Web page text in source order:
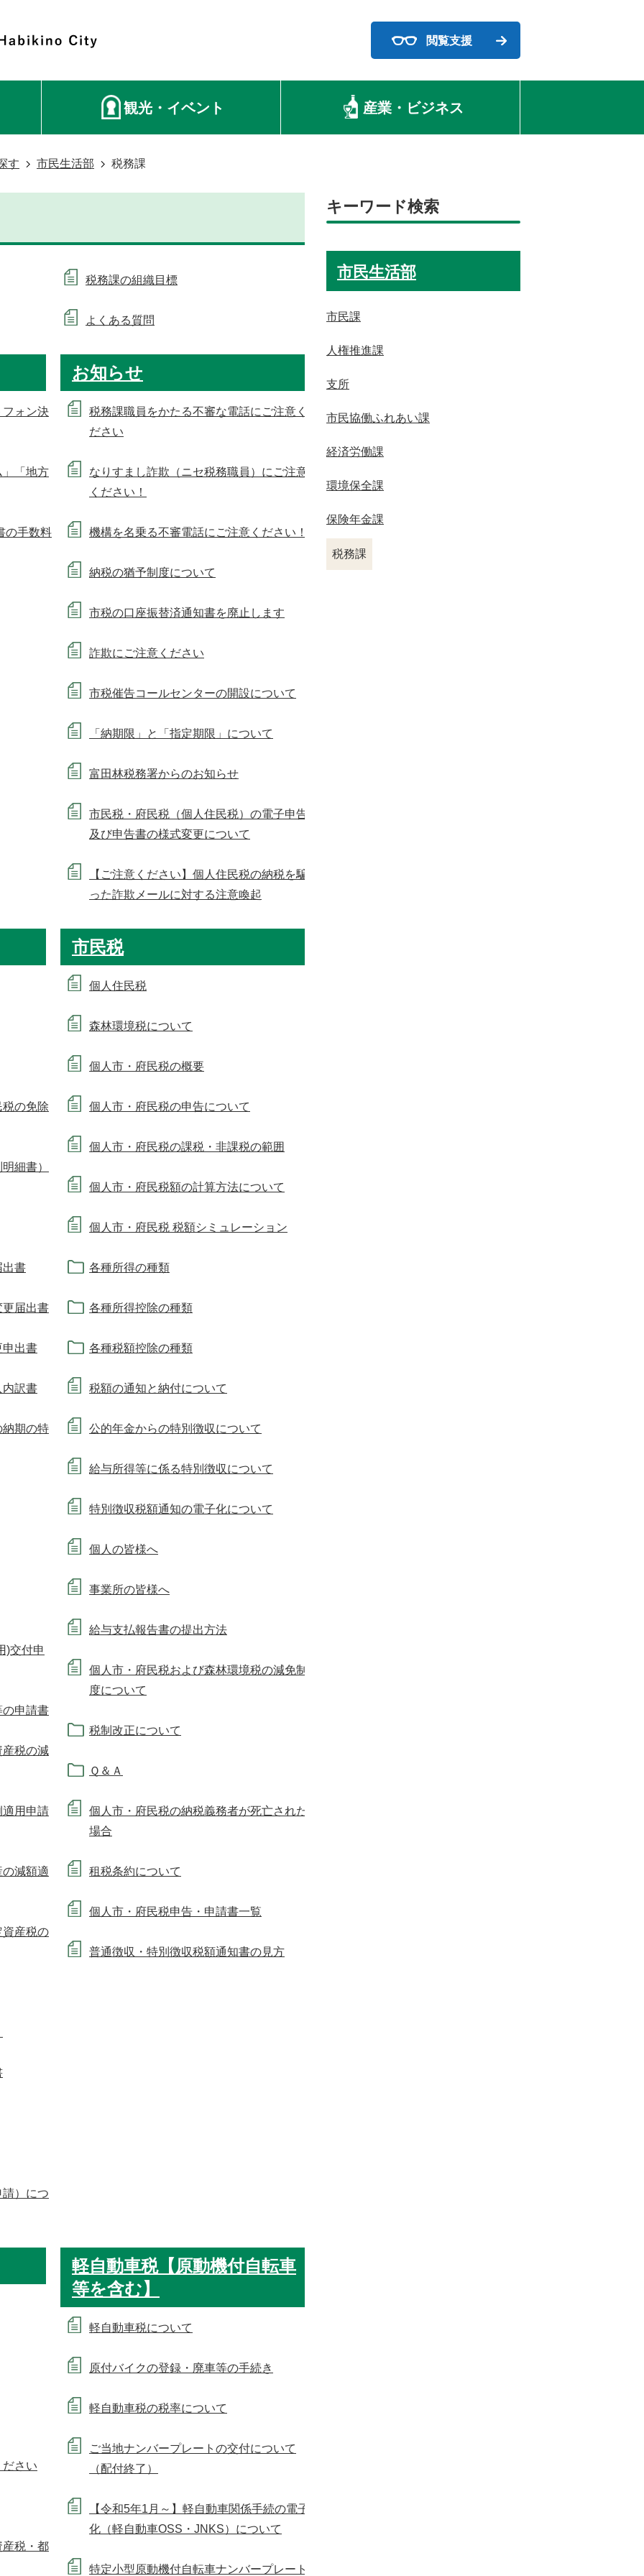
閲覧支援
観光・イベント 産業・ビジネス
す 市民生活部 税務課
税務課の組織目標
よくある質問
フォン決
」「地方
の手数料
お知らせ
税務課職員をかたる不審な電話にご注意く
ださい
なりすまし詐欺（ニセ税務職員）にご注意
ください！
機構を名乗る不審電話にご注意ください！
納税の猶予制度について
市税の⼝座振替済通知書を廃⽌します
詐欺にご注意ください
市税催告コールセンターの開設について
「納期限」と「指定期限」について
富田林税務署からのお知らせ
市民税・府民税（個人住民税）の電子申告
及び申告書の様式変更について
【ご注意ください】個人住民税の納税を騙
った詐欺メールに対する注意喚起
の免除
細書）
出書
更届出書
申出書
内訳書
納期の特
)交付申
の申請書
産税の減
適用申請
減額適
資産税の
）につ
市民税
個人住民税
森林環境税について
個人市・府民税の概要
個人市・府民税の申告について
個人市・府民税の課税・非課税の範囲
個人市・府民税額の計算方法について
個人市・府民税 税額シミュレーション
各種所得の種類
各種所得控除の種類
各種税額控除の種類
税額の通知と納付について
公的年金からの特別徴収について
給与所得等に係る特別徴収について
特別徴収税額通知の電子化について
個人の皆様へ
事業所の皆様へ
給与支払報告書の提出方法
個人市・府民税および森林環境税の減免制
度について
税制改正について
Ｑ＆Ａ
個人市・府民税の納税義務者が死亡された
場合
租税条約について
個人市・府民税申告・申請書一覧
普通徴収・特別徴収税額通知書の見方
さい
産税・都
軽自動車税【原動機付自転車
等を含む】
軽自動車税について
原付バイクの登録・廃車等の手続き
軽自動車税の税率について
ご当地ナンバープレートの交付について
（配付終了）
【令和5年1月～】軽自動車関係手続の電子
化（軽自動車OSS・JNKS）について
特定小型原動機付自転車ナンバープレート
キーワード検索
市民生活部
市民課
人権推進課
支所
市民協働ふれあい課
経済労働課
環境保全課
保険年金課
税務課